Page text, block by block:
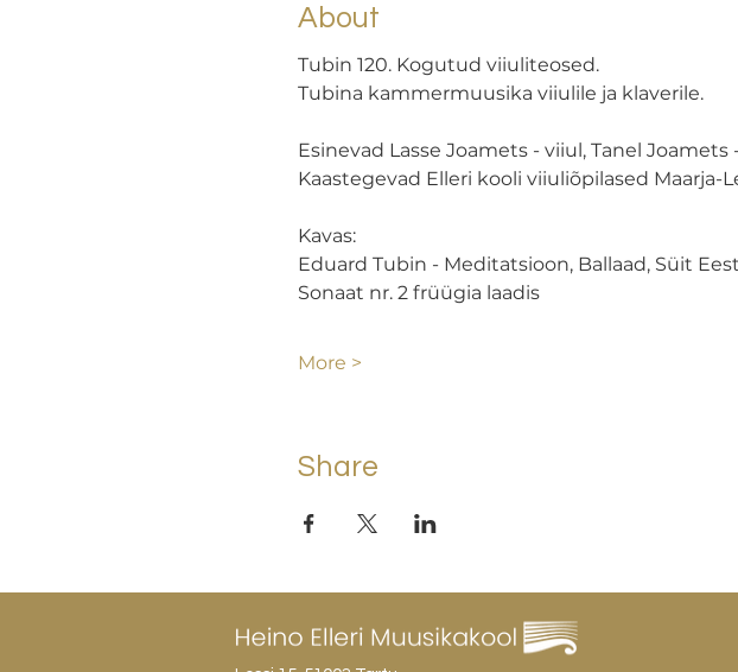
About
Tubin 120. Kogutud viiuliteosed.
Tubina kammermuusika viiulile ja klaverile.
Esinevad Lasse Joamets - viiul, Tanel Joamets
Kaastegevad Elleri kooli viiuliõpilased Maarja-
Kavas:
Eduard Tubin - Meditatsioon, Ballaad, Süit
Sonaat nr. 2 früügia laadis
More >
Share